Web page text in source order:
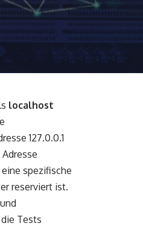
localhost
127.0.0.1
spezifische
reserviert ist.
Tests